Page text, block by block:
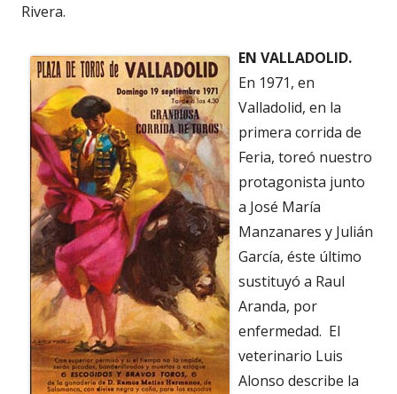
Rivera.
EN VALLADOLID.
En 1971, en
Valladolid, en la
primera corrida de
Feria, toreó nuestro
protagonista junto
a José María
Manzanares y Julián
García, éste último
sustituyó a Raul
Aranda, por
enfermedad. El
veterinario Luis
Alonso describe la